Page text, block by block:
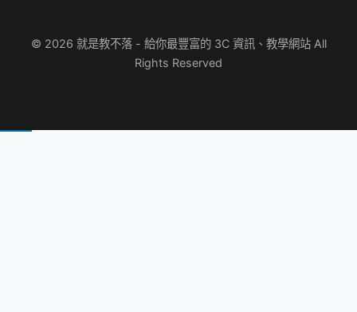
© 2026 就是教不落 - 給你最豐富的 3C 資訊、教學網站 All
Rights Reserved